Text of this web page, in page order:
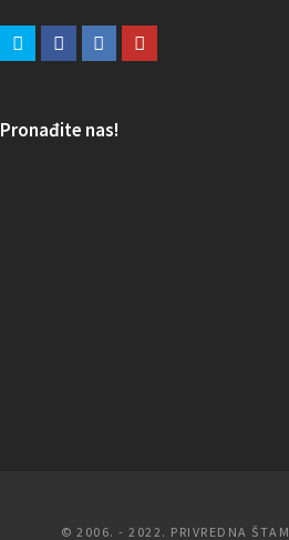
Pronađite nas!
© 2006. - 2022. PRIVREDNA